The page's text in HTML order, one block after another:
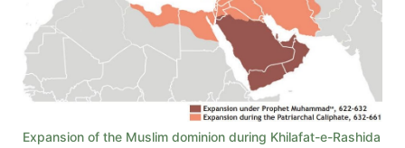
Expansion of the Muslim dominion during Khilafat-e-Rashida